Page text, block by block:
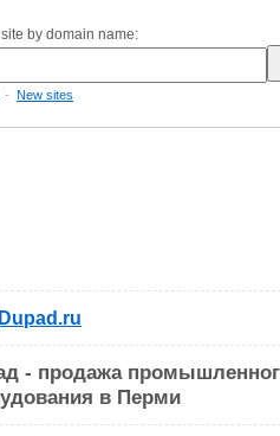
by domain name:
- New sites
- продажа
в Перми